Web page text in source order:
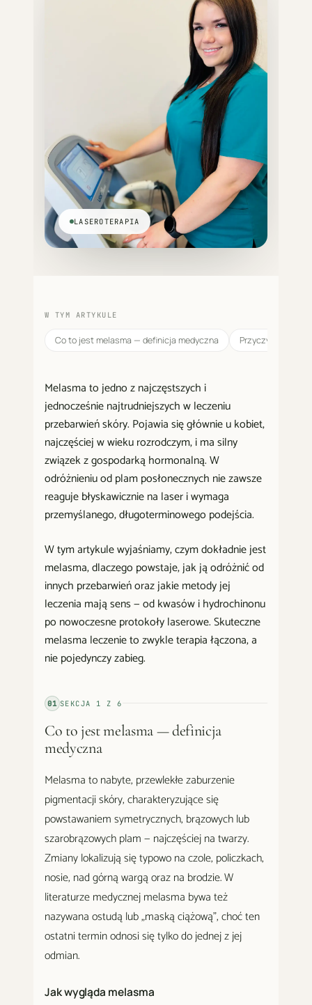
LASEROTERAPIA
W TYM ARTYKULE
Co to jest melasma — definicja medyczna Przyczyny —
Melasma to jedno z najczęstszych i
jednocześnie najtrudniejszych w leczeniu
przebarwień skóry. Pojawia się głównie u kobiet,
najczęściej w wieku rozrodczym, i ma silny
związek z gospodarką hormonalną. W
odróżnieniu od plam posłonecznych nie zawsze
reaguje błyskawicznie na laser i wymaga
przemyślanego, długoterminowego podejścia.
W tym artykule wyjaśniamy, czym dokładnie jest
melasma, dlaczego powstaje, jak ją odróżnić od
innych przebarwień oraz jakie metody jej
leczenia mają sens — od kwasów i hydrochinonu
po nowoczesne protokoły laserowe. Skuteczne
melasma leczenie to zwykle terapia łączona, a
nie pojedynczy zabieg.
01 SEKCJA 1 Z6
Co to jest melasma — definicja
medyczna
Melasma to nabyte, przewlekłe zaburzenie
pigmentacji skóry, charakteryzujące się
powstawaniem symetrycznych, brązowych lub
szarobrązowych plam — najczęściej na twarzy.
Zmiany lokalizują się typowo na czole, policzkach,
nosie, nad górną wargą oraz na brodzie. W
literaturze medycznej melasma bywa też
nazywana ostudą lub „maską ciążową", choć ten
ostatni termin odnosi się tylko do jednej z jej
odmian.
Jak wygląda melasma